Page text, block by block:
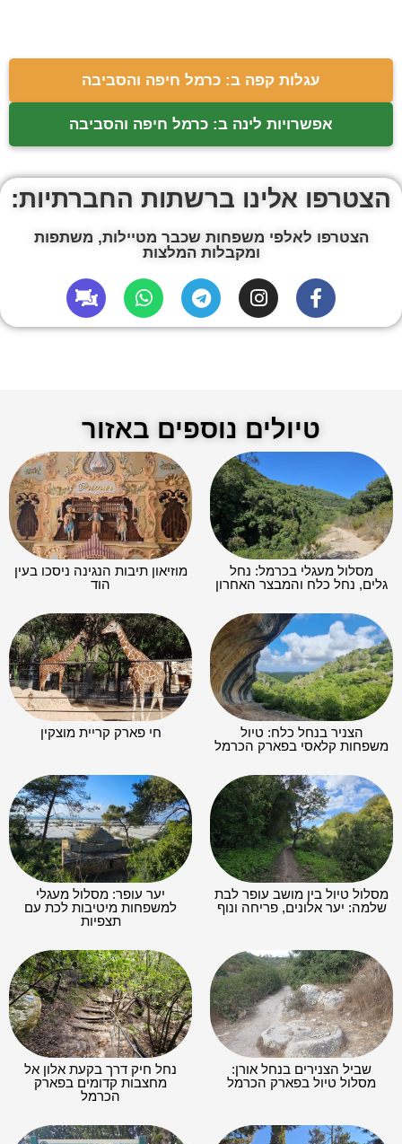
הצניר בנחל כלח: טיול
משפחות קלאסי בפארק הכרמל
חי פארק קריית מוצקין
שביל הצנירים בנחל אורן:
מסלול טיול בפארק הכרמל
נחל חיק דרך בקעת אלון אל
מחצבות קדומים בפארק
הכרמל
טיול משפחות מודרך ביער קרן
הכרמל – שבת 17.01
שביל היחמורים בכרמל: מסלול
הליכה קצר בלב פארק הכרמל
חורבת כרך: מסלול פריחה
משפחתי בכרמל
גינת הפרפרים במשתלות יגור:
חוויה מרהיבה לכל גיל
נחל גלים: מסלול בלב הכרמל
מהאוניברסיטה ועד לטירת
כרמל
ספייס נשר כרמל: קאנטרי
ומתחם בילוי בצפון